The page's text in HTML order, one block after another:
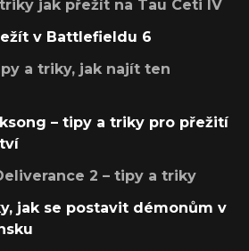
jak přežít na Tau Ceti IV
v Battlefieldu 6
a triky, jak najít ten
– tipy a triky pro přežití
2 – tipy a triky
jak se postavit démonům v